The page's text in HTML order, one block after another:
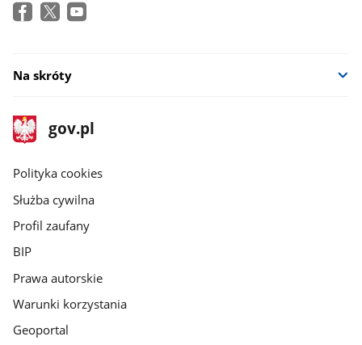
Na skróty
stopka
gov.pl
Strona
gov.pl
gov.pl
Polityka cookies
Służba cywilna
Profil zaufany
BIP
Prawa autorskie
Warunki korzystania
Geoportal